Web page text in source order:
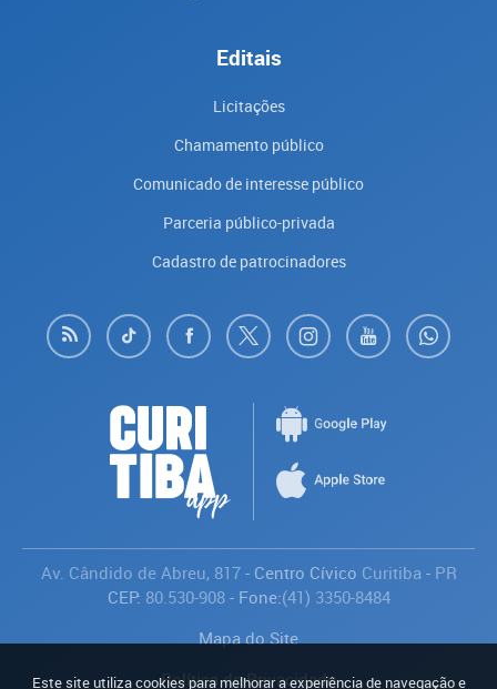
Editais
Licitações
Chamamento público
Comunicado de interesse público
Parceria público-privada
Cadastro de patrocinadores
Av. Cândido de Abreu, 817- Centro Cívico Curitiba - PR
CEP: 80.530-908- Fone:(41) 3350-8484
Mapa do Site
Política de Privacidade
Este site utiliza cookies para melhorar a experiência de navegação e